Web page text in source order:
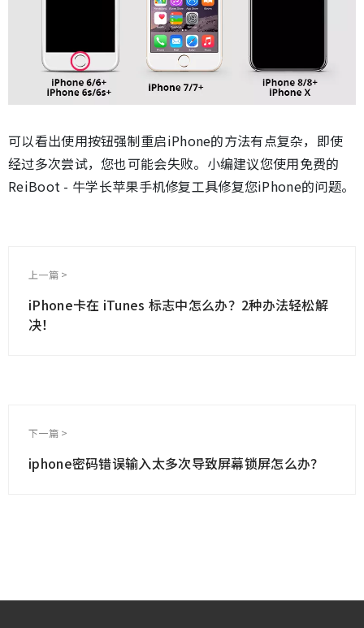
可以看出使用按钮强制重启iPhone的方法有点复杂，即使
经过多次尝试，您也可能会失败。小编建议您使用免费的
ReiBoot - 牛学长苹果手机修复工具修复您iPhone的问题。
上一篇 >
iPhone卡在 iTunes 标志中怎么办？2种办法轻松解
决！
下一篇 >
iphone密码错误输入太多次导致屏幕锁屏怎么办？